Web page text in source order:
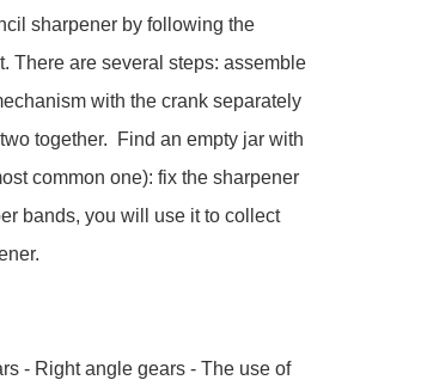
sharpener by following the
There are several steps: assemble
with the crank separately
together.  Find an empty jar with
common one): fix the sharpener
bands, you will use it to collect
- Right angle gears - The use of